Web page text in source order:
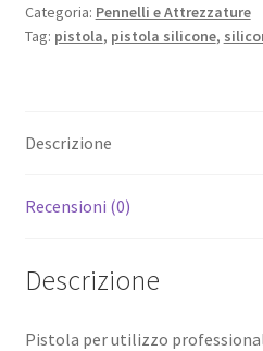
Categoria: Pennelli e Attrezzature
Tag: pistola, pistola silicone,
Descrizione
Recensioni (0)
Descrizione
Pistola per utilizzo